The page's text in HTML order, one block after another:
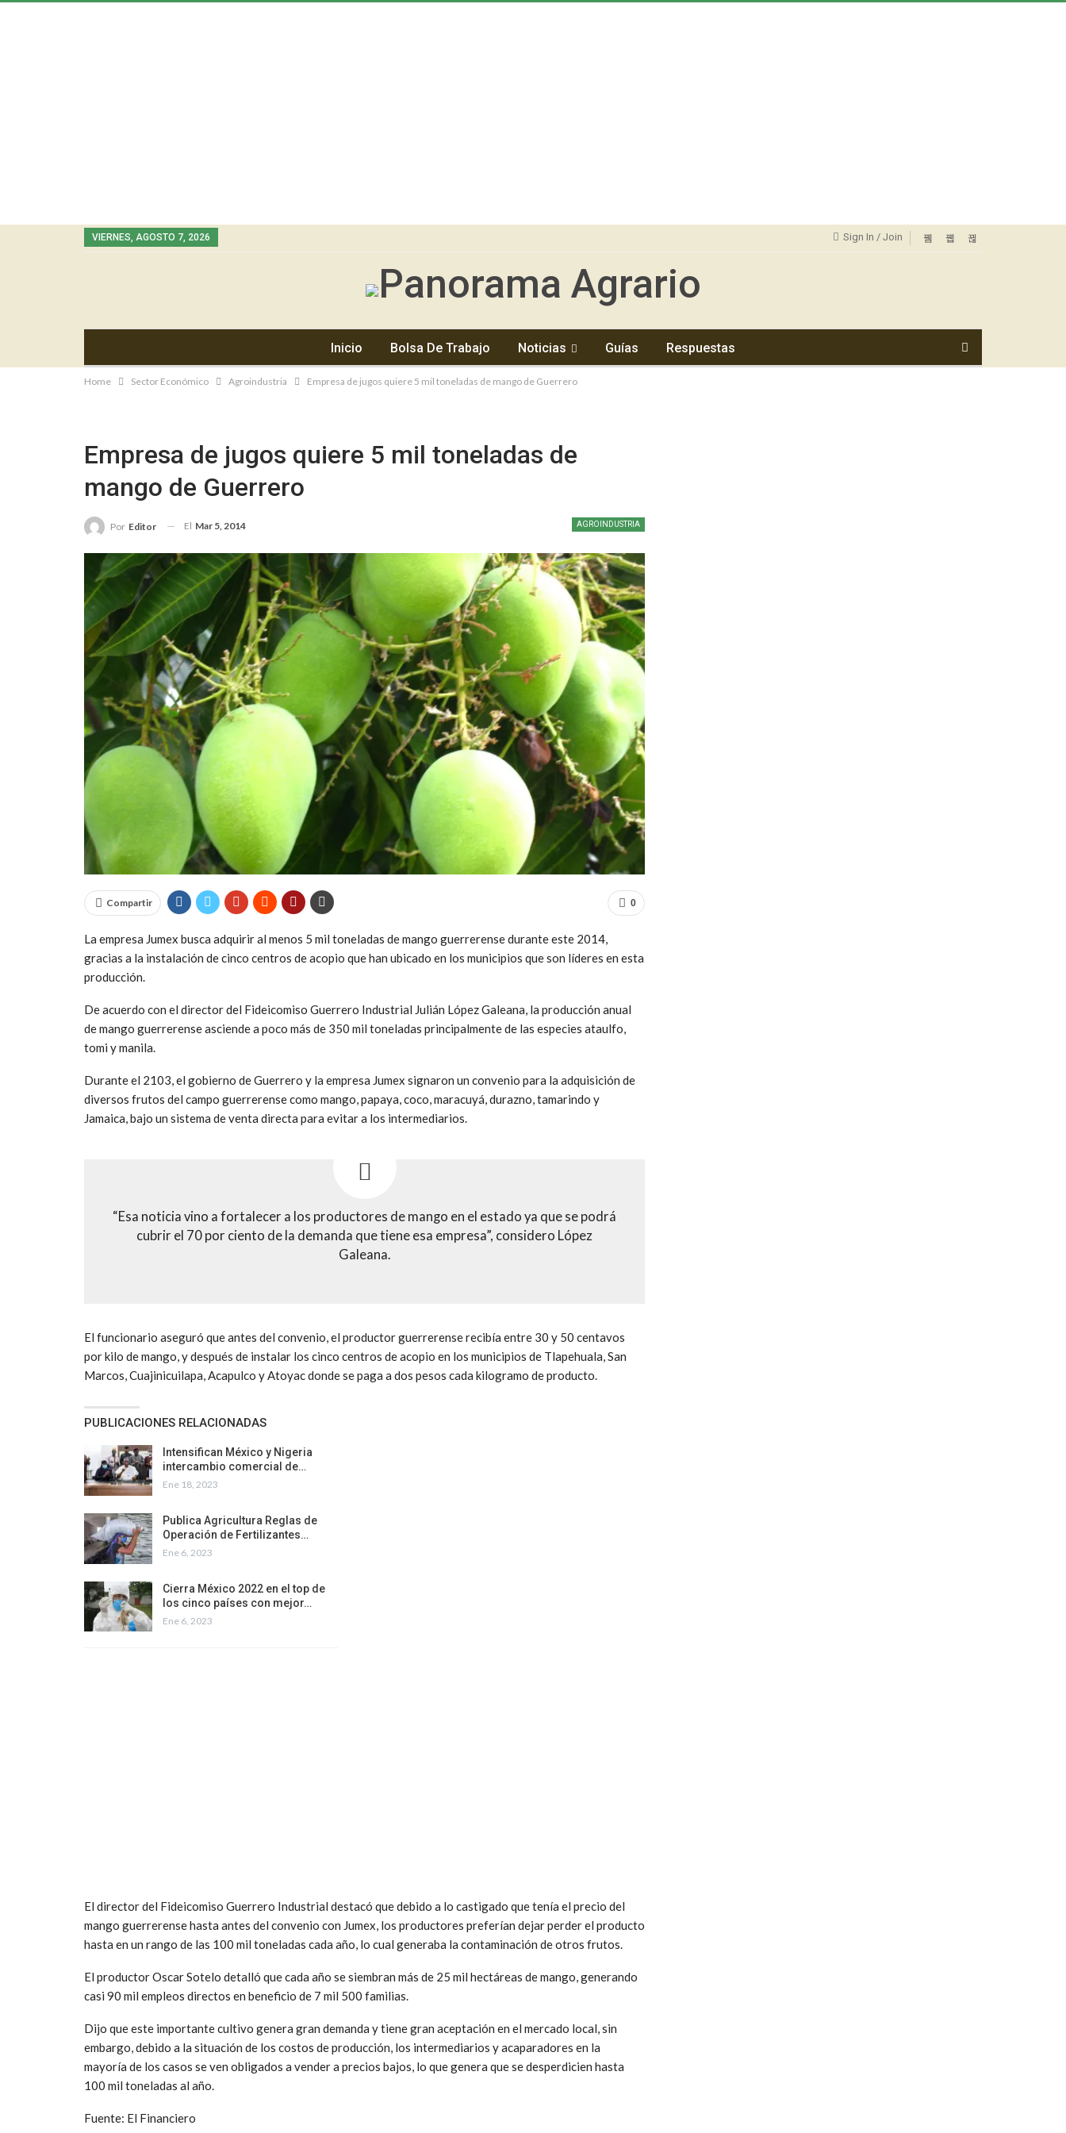
Sign In / Join
VIERNES, AGOSTO 7, 2026
Inicio Bolsa De Trabajo Noticias Guías Respuestas
Home Sector Económico Agroindustria Empresa de jugos quiere 5 mil toneladas de mango de Guerrero
Empresa de jugos quiere 5 mil toneladas de
mango de Guerrero
AGROINDUSTRIA
Por Editor El Mar 5, 2014
0
Compartir
La empresa Jumex busca adquirir al menos 5 mil toneladas de mango guerrerense durante este 2014,
gracias a la instalación de cinco centros de acopio que han ubicado en los municipios que son líderes en esta
producción.
De acuerdo con el director del Fideicomiso Guerrero Industrial Julián López Galeana, la producción anual
de mango guerrerense asciende a poco más de 350 mil toneladas principalmente de las especies ataulfo,
tomi y manila.
Durante el 2103, el gobierno de Guerrero y la empresa Jumex signaron un convenio para la adquisición de
diversos frutos del campo guerrerense como mango, papaya, coco, maracuyá, durazno, tamarindo y
Jamaica, bajo un sistema de venta directa para evitar a los intermediarios.
“Esa noticia vino a fortalecer a los productores de mango en el estado ya que se podrá
cubrir el 70 por ciento de la demanda que tiene esa empresa”, considero López
Galeana.
El funcionario aseguró que antes del convenio, el productor guerrerense recibía entre 30 y 50 centavos
por kilo de mango, y después de instalar los cinco centros de acopio en los municipios de Tlapehuala, San
Marcos, Cuajinicuilapa, Acapulco y Atoyac donde se paga a dos pesos cada kilogramo de producto.
PUBLICACIONES RELACIONADAS
Intensifican México y Nigeria
intercambio comercial de…
Ene 18, 2023
Publica Agricultura Reglas de
Operación de Fertilizantes…
Ene 6, 2023
Cierra México 2022 en el top de
los cinco países con mejor…
Ene 6, 2023
El director del Fideicomiso Guerrero Industrial destacó que debido a lo castigado que tenía el precio del
mango guerrerense hasta antes del convenio con Jumex, los productores preferían dejar perder el producto
hasta en un rango de las 100 mil toneladas cada año, lo cual generaba la contaminación de otros frutos.
El productor Oscar Sotelo detalló que cada año se siembran más de 25 mil hectáreas de mango, generando
casi 90 mil empleos directos en beneficio de 7 mil 500 familias.
Dijo que este importante cultivo genera gran demanda y tiene gran aceptación en el mercado local, sin
embargo, debido a la situación de los costos de producción, los intermediarios y acaparadores en la
mayoría de los casos se ven obligados a vender a precios bajos, lo que genera que se desperdicien hasta
100 mil toneladas al año.
Fuente: El Financiero